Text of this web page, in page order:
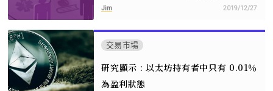
Jim 2019/12/27
交易市場
研究顯示 : 以太坊持有者中只有 0.01％
為盈利狀態